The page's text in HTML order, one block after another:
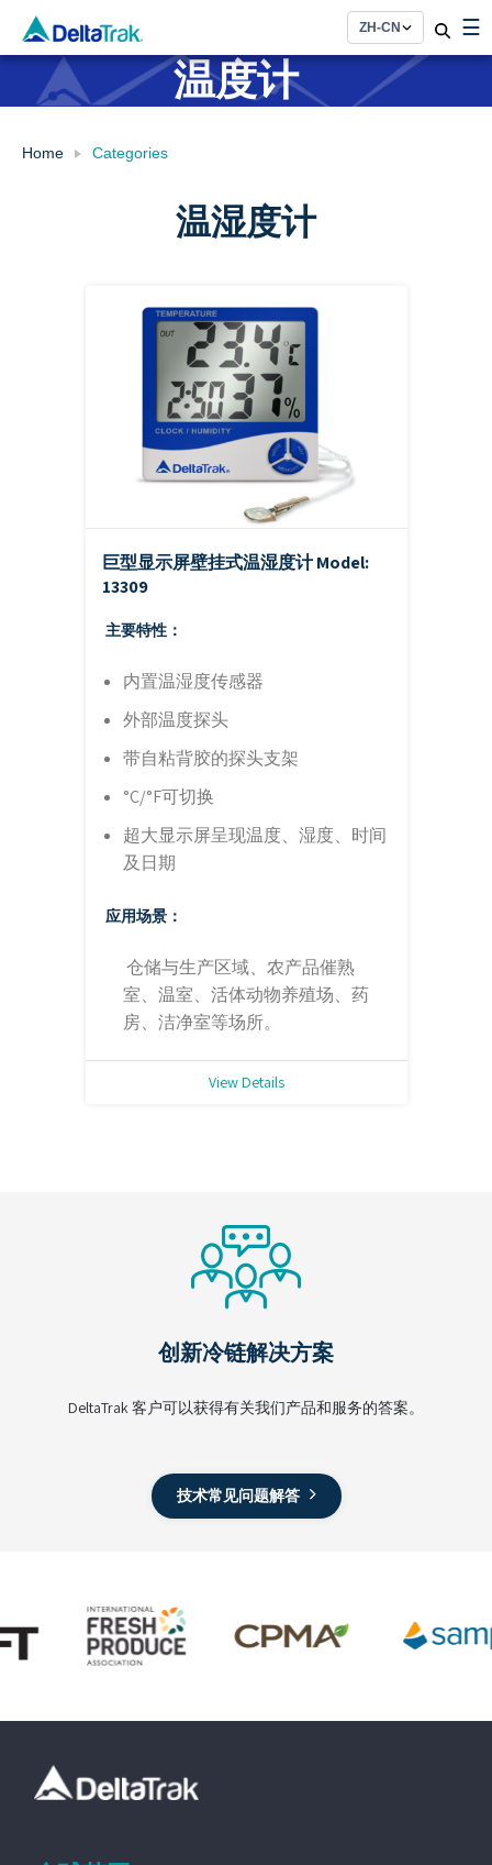
☰
content
温度计
Home Categories
温湿度计
巨型显示屏壁挂式温湿度计Model:
13309
主要特性：
内置温湿度传感器
外部温度探头
带自粘背胶的探头支架
°C/°F可切换
超大显示屏呈现温度、湿度、时间
及日期
应用场景：
仓储与生产区域、农产品催熟
室、温室、活体动物养殖场、药
房、洁净室等场所。
View Details
创新冷链解决方案
DeltaTrak 客户可以获得有关我们产品和服务的答案。
技术常见问题解答